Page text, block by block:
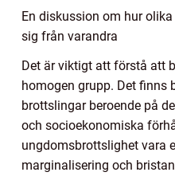
En diskussion om hur
sig från varandra
Det är viktigt att förstå att
homogen grupp. Det finns
brottslingar beroende på
och socioekonomiska
ungdomsbrottslighet vara
marginalisering och